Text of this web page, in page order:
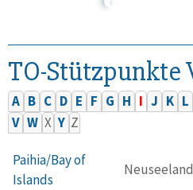
TO-
A B C D E F G H I J K L
V W X Y Z
Paihia/Bay of
Islands
Neuseeland